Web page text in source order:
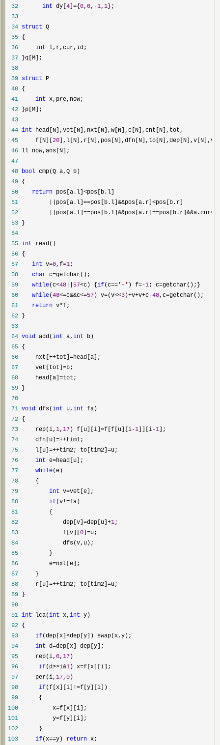
32
int dy[4]={0, 0,-1, 1
33
34 struct
35
36
int
37
38
39 struct
40
41
int
42
43
44 int
45
     f[N][
20
46
47
48
bool
49
50
return pos[a.l]<
51
         ||pos[a.l]==pos[b.l]&&pos[a.r]<
52
         ||pos[a.l]==pos[b.l]&&pos[a.r]==pos[b.r]&&a.cur<
53
54
55 int
56
57
int v=0,f=1
58
char c=
59
while(c<48 57<c) {if(c== ' - ' ) f=-1; c=
60
while(48<=c&&c<=57) v=(v<<3)+v+v+c-48,c=
61
return v*
62
63
64 void add(int a, int
65
66
     nxt[++tot]=
67
     vet[tot]=
68
     head[a]=
69
70
71 void dfs(int u, int
72
73
     rep(i,
1, 17) f[u][i]=f[f[u][i-1]][i-1
74
     dfn[u]=++
75
     l[u]=++tim2; to[tim2]=
76
int e=
77
while
78
79
int v=
80
if(v!=
81
82
             dep[v]=dep[u]+
1
83
             f[v][
0]=
84
85
86
         e=
87
88
     r[u]=++tim2; to[tim2]=
89
90
91 int lca(int x, int
92
93
if(dep[x]<
94
int d=dep[x]-
95
     rep(i,
0, 17
96
if(d>>i&1) x=
97
     per(i,
17, 0
98
if(f[x][i]!=
99
100
          x=
101
          y=
102
103
if(x==y) return